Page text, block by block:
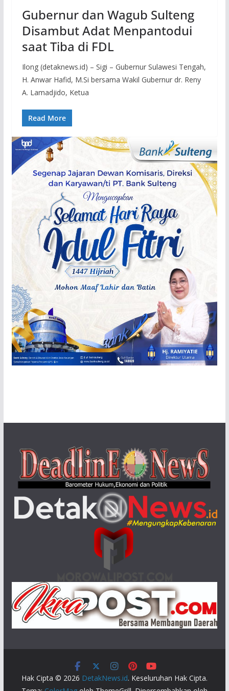
Gubernur dan Wagub Sulteng
Disambut Adat Menpantodui
saat Tiba di FDL
Ilong (detaknews.id) – Sigi – Gubernur Sulawesi Tengah,
H. Anwar Hafid, M.Si bersama Wakil Gubernur dr. Reny
A. Lamadjido, Ketua
Read More
Hak Cipta © 2026 DetakNews.id. Keseluruhan Hak Cipta.